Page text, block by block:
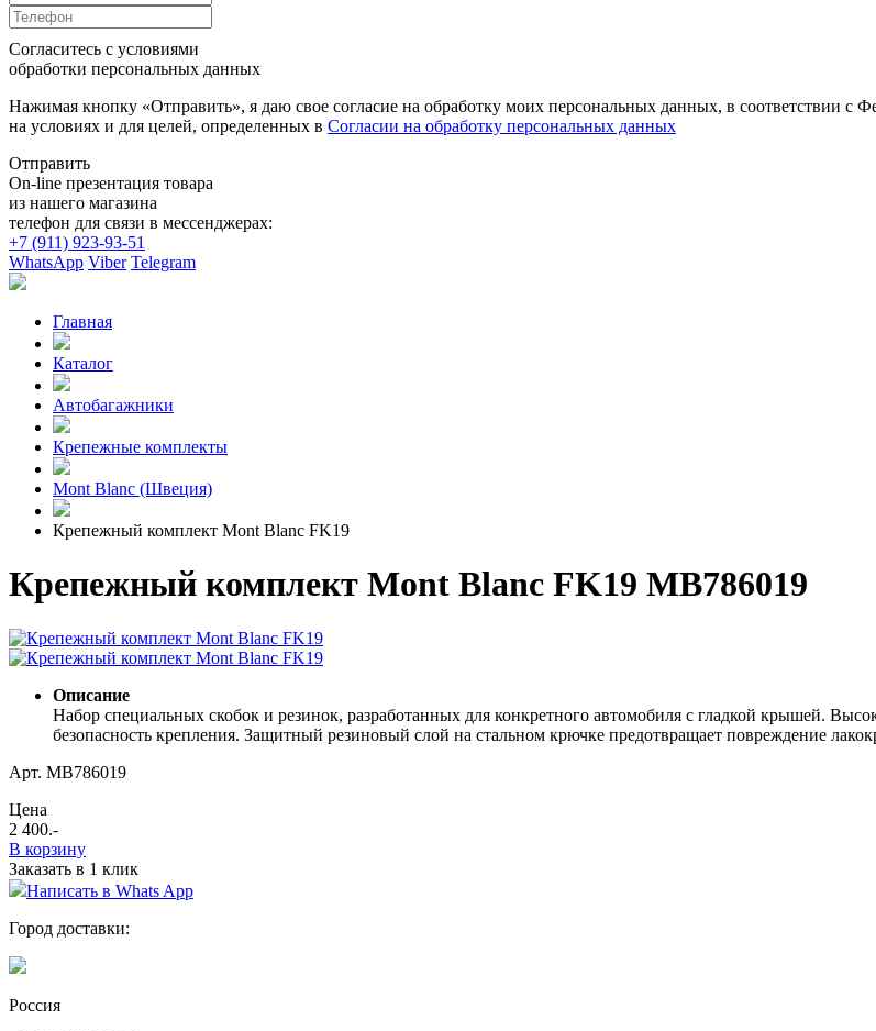
Согласитесь с условиями
обработки персональных данных
Нажимая кнопку «Отправить», я даю свое согласие на обработку моих персональных данных, в соответствии
на условиях и для целей, определенных в Согласии на обработку персональных данных
Отправить
On-line презентация товара
из нашего магазина
телефон для связи в мессенджерах:
+7 (911) 923-93-51
WhatsApp Viber Telegram
Главная
Каталог
Автобагажники
Крепежные комплекты
Mont Blanc (Швеция)
Крепежный комплект Mont Blanc FK19
Крепежный комплект Mont Blanc FK19 MB786019
Описание
Набор специальных скобок и резинок, разработанных для конкретного автомобиля с гладкой крышей.
безопасность крепления. Защитный резиновый слой на стальном крючке предотвращает повреждение
Арт. MB786019
Цена
2 400.-
В корзину
Заказать в 1 клик
Написать в Whats App
Город доставки:
Россия